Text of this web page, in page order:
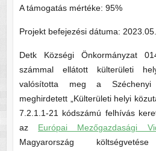
A támogatás mértéke: 95%
Projekt befejezési dátuma:
Detk Községi Önkormányzat
számmal ellátott külterületi
valósította meg a
meghirdetett „Külterületi helyi
7.2.1.1-21 kódszámú felhívás
az Európai Mezőgazdasági
Magyarország költségvetése